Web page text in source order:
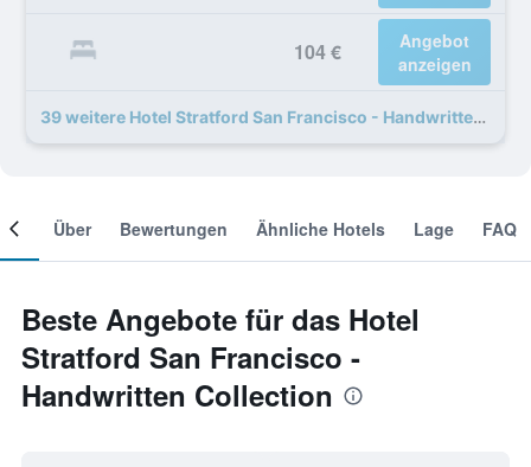
104 €
Angebot
anzeigen
39 weitere Hotel Stratford San Francisco - Handwritten Collection Angebote
Über Bewertungen Ähnliche Hotels Lage FAQ
Beste Angebote für das Hotel
Stratford San Francisco -
Handwritten Collection